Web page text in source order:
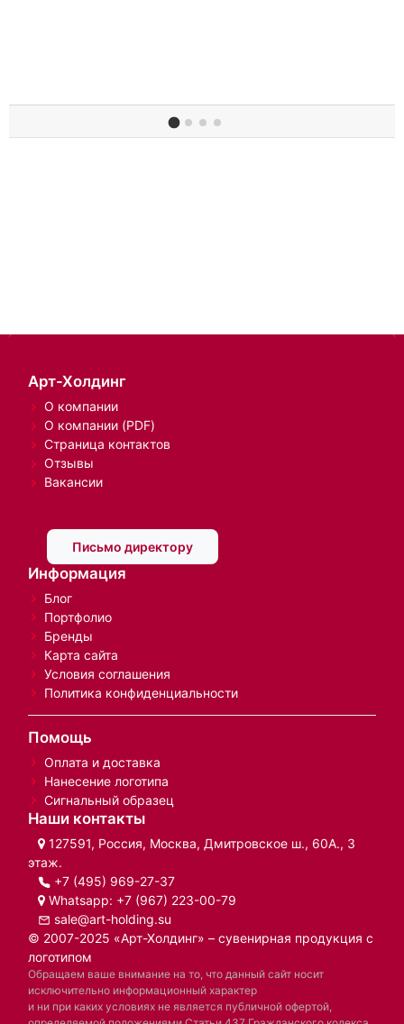
Арт-Холдинг
О компании
О компании (PDF)
Страница контактов
Отзывы
Вакансии
Письмо директору
Информация
Блог
Портфолио
Бренды
Карта сайта
Условия соглашения
Политика конфиденциальности
Помощь
Оплата и доставка
Нанесение логотипа
Сигнальный образец
Наши контакты
127591, Россия, Москва, Дмитровское ш., 60А., 3
этаж.
+7 (495) 969-27-37
Whatsapp: +7 (967) 223-00-79
sale@art-holding.su
© 2007-2025 «Арт-Холдинг» – сувенирная продукция с
логотипом
Обращаем ваше внимание на то, что данный сайт носит
исключительно информационный характер
и ни при каких условиях не является публичной офертой,